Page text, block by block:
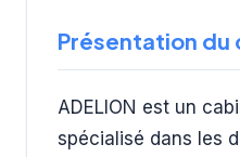
Présentation du
ADELION est un
spécialisé dans les